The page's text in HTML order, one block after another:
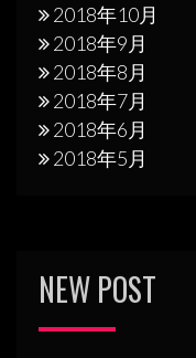
2018年10月
2018年9月
2018年8月
2018年7月
2018年6月
2018年5月
NEW POST